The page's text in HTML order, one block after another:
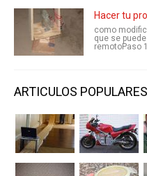
Hacer tu
como
que se
remotoPaso
ARTICULOS POPULARES